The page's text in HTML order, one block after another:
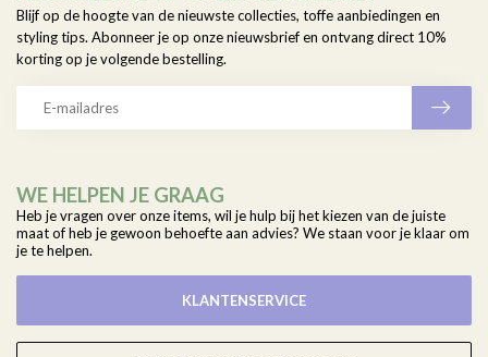
WE HELPEN JE GRAAG
Heb je vragen over onze items, wil je hulp bij het kiezen van de juiste
maat of heb je gewoon behoefte aan advies? We staan voor je klaar om
je te helpen.
KLANTENSERVICE
Blijf op de hoogte van de nieuwste collecties, toffe aanbiedingen en
styling tips. Abonneer je op onze nieuwsbrief en ontvang direct 10%
korting op je volgende bestelling.